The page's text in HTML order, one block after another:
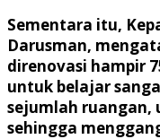
Sementara itu,
Darusman,
direnovasi hampir
untuk belajar
sejumlah ruangan,
sehingga